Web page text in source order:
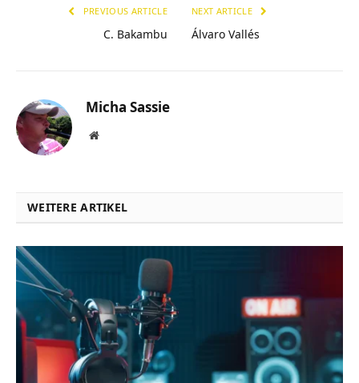
PREVIOUS ARTICLE
C. Bakambu
NEXT ARTICLE
Álvaro Vallés
Micha Sassie
Website
WEITERE ARTIKEL